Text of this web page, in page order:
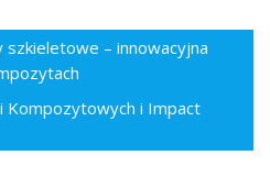
– innowacyjna
Kompozytowych i Impact